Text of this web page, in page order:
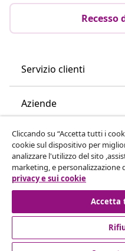
Servizio clienti
Aziende
vidaXL
Scopri di più
Cliccando su “Accetta tutti i
cookie sul dispositivo per
analizzare l'utilizzo del sito
marketing, e personalizzazione
privacy e sui cookie
Accetta